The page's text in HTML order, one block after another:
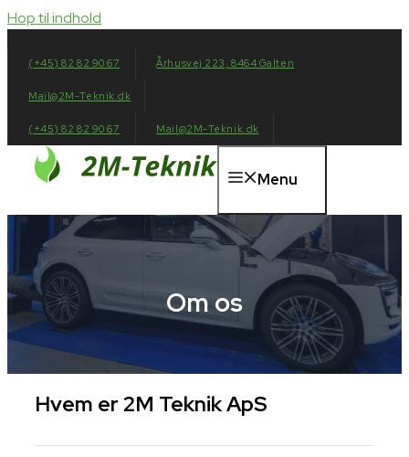
Hop til indhold
(+45) 82 82 90 67 Århusvej 223, 8464 Galten
Mail@2M-Teknik.dk
(+45) 82 82 90 67 Mail@2M-Teknik.dk
Menu
Om os
Hvem er 2M Teknik ApS